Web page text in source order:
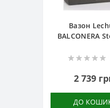
Вазон
BALCONERA
2 739
ДО